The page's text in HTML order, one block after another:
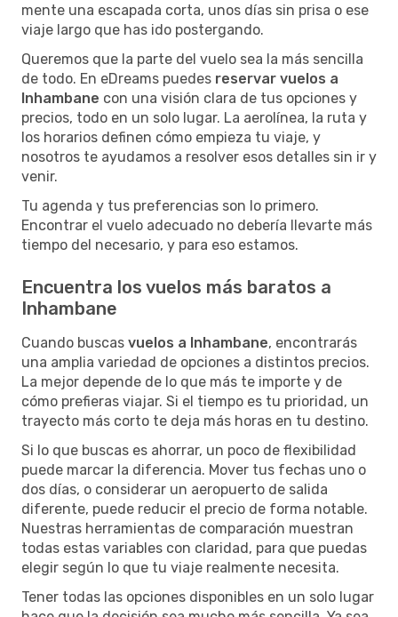
mente una escapada corta, unos días sin prisa o ese
viaje largo que has ido postergando.
Queremos que la parte del vuelo sea la más sencilla
de todo. En eDreams puedes reservar vuelos a
Inhambane con una visión clara de tus opciones y
precios, todo en un solo lugar. La aerolínea, la ruta y
los horarios definen cómo empieza tu viaje, y
nosotros te ayudamos a resolver esos detalles sin ir y
venir.
Tu agenda y tus preferencias son lo primero.
Encontrar el vuelo adecuado no debería llevarte más
tiempo del necesario, y para eso estamos.
Encuentra los vuelos más baratos a
Inhambane
Cuando buscas vuelos a Inhambane, encontrarás
una amplia variedad de opciones a distintos precios.
La mejor depende de lo que más te importe y de
cómo prefieras viajar. Si el tiempo es tu prioridad, un
trayecto más corto te deja más horas en tu destino.
Si lo que buscas es ahorrar, un poco de flexibilidad
puede marcar la diferencia. Mover tus fechas uno o
dos días, o considerar un aeropuerto de salida
diferente, puede reducir el precio de forma notable.
Nuestras herramientas de comparación muestran
todas estas variables con claridad, para que puedas
elegir según lo que tu viaje realmente necesita.
Tener todas las opciones disponibles en un solo lugar